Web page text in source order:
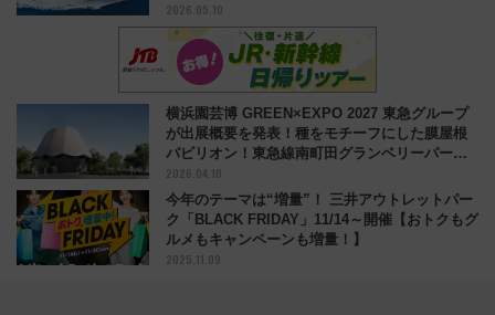
2026.05.10
横浜園芸博 GREEN×EXPO 2027 東急グループ
が出展概要を発表！種をモチーフにした膜屋根
パビリオン！東急線南町田グランベリーパーク
近く
2026.04.10
今年のテーマは“増量”！ 三井アウトレットパー
ク「BLACK FRIDAY」11/14～開催【おトクもグ
ルメもキャンペーンも増量！】
2025.11.09